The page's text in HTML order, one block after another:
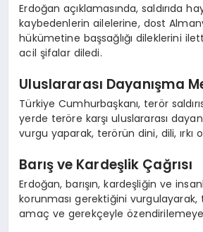
Erdoğan açıklamasında, saldırıda
kaybedenlerin ailelerine, dost
hükümetine başsağlığı dileklerini
acil şifalar diledi.
Uluslararası Dayanışma
Türkiye Cumhurbaşkanı, terör
yerde teröre karşı uluslararası
vurgu yaparak, terörün dini, dili, ırkı
Barış ve Kardeşlik Çağrısı
Erdoğan, barışın, kardeşliğin ve
korunması gerektiğini
amaç ve gerekçeyle